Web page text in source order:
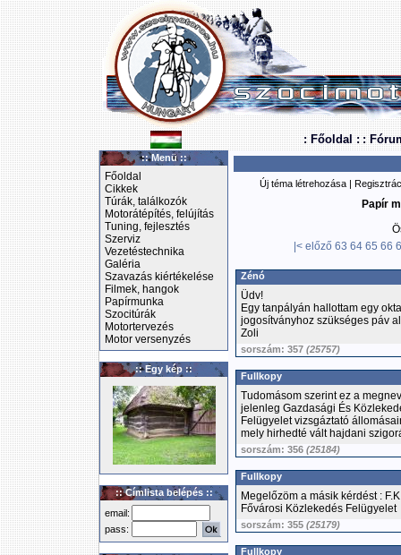
: Főoldal : :
:: Menü ::
Főoldal
Cikkek
Túrák, találkozók
Motorátépítés, felújítás
Tuning, fejlesztés
Szerviz
Vezetéstechnika
Galéria
Szavazás kiértékelése
Filmek, hangok
Papírmunka
Szocitúrák
Motortervezés
Motor versenyzés
:: Egy kép ::
:: Címlista belépés ::
email:
pass:
Új téma létrehozása |
Papír
|< előző 63 64 65 66
Zénó
Üdv!
Egy tanpályán hallottam egy
jogosítványhoz szükséges páv
Zoli
sorszám: 357 (25757)
Fullkopy
Tudomásom szerint ez a
jelenleg Gazdasági És
Felügyelet vizsgáztató
mely hirhedté vált hajdani
sorszám: 356 (25184)
Fullkopy
Megelőzöm a másik kérdést :
Fővárosi Közlekedés Felügyelet
sorszám: 355 (25179)
Fullkopy